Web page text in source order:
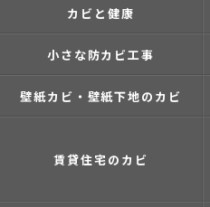
カビと健康
小さな防カビ工事
壁紙カビ・壁紙下地のカビ
賃貸住宅のカビ